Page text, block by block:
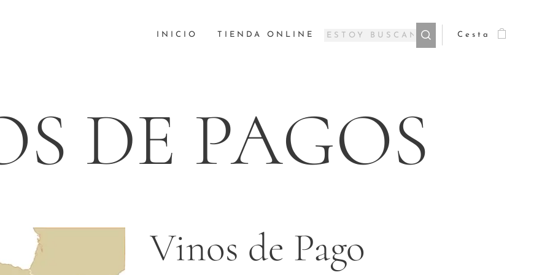
INICIO TIENDA ONLINE Cesta
DE PAGOS
Vinos de Pago